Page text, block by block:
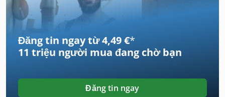
Đăng tin ngay từ 4,49 €*
11 triệu người mua đang chờ bạn
Đăng tin ngay